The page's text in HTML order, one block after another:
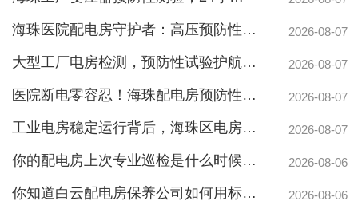
海珠医院配电房守护者：高压预防性试验如何规避呼吸机停摆风险 2026-08-07
大型工厂电房检测，预防性试验护航24h连续生产 2026-08-07
医院断电零容忍！海珠配电房预防性检测如何守住生命线？ 2026-08-07
工业电房稳定运行背后，海珠区电房维护公司如何守护写字楼与工厂用电安全 2026-08-07
你的配电房上次专业巡检是什么时候？白云配电房巡检公司告诉你定期检测有多重要 2026-08-06
你知道白云配电房保养公司如何用标准化流程守护企业电力安全吗？ 2026-08-06